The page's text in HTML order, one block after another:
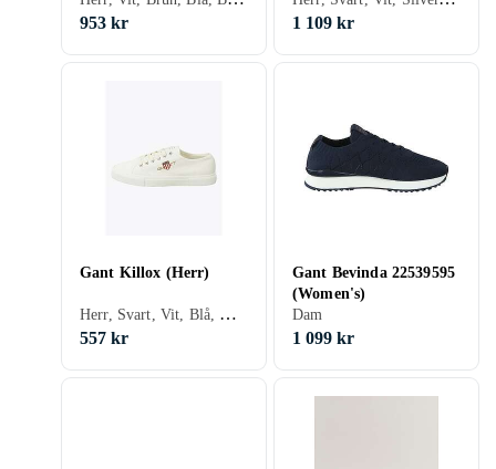
953 kr
1 109 kr
Gant Killox (Herr)
Herr, Svart, Vit, Blå, Grön, Beige, Snöre
557 kr
Gant Bevinda 22539595
(Women's)
Dam
1 099 kr